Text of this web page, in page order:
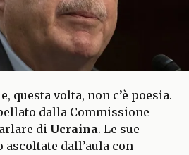
questa volta, non c’è poesia.
dalla Commissione
di Ucraina. Le sue
dall’aula con